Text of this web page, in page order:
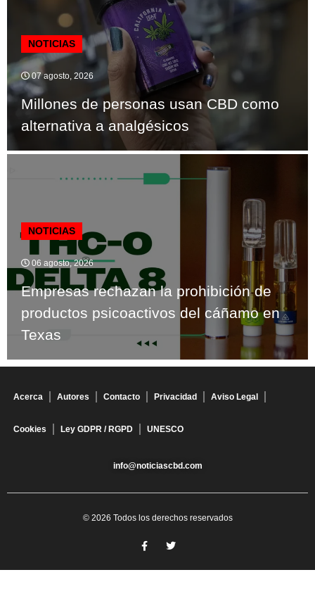
NOTICIAS
07 agosto, 2026
Millones de personas usan CBD como
alternativa a analgésicos
NOTICIAS
06 agosto, 2026
Empresas rechazan la prohibición de
productos psicoactivos del cáñamo en
Texas
Acerca Autores Contacto Privacidad Aviso Legal
Cookies Ley GDPR / RGPD UNESCO
info@noticiascbd.com
© 2026 Todos los derechos reservados